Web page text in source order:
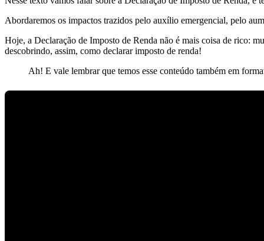
Abordaremos os impactos trazidos pelo auxílio emergencial, pelo
Hoje, a Declaração de Imposto de Renda não é mais coisa de rico:
descobrindo, assim, como declarar imposto de renda!
Ah! E vale lembrar que temos esse conteúdo também em